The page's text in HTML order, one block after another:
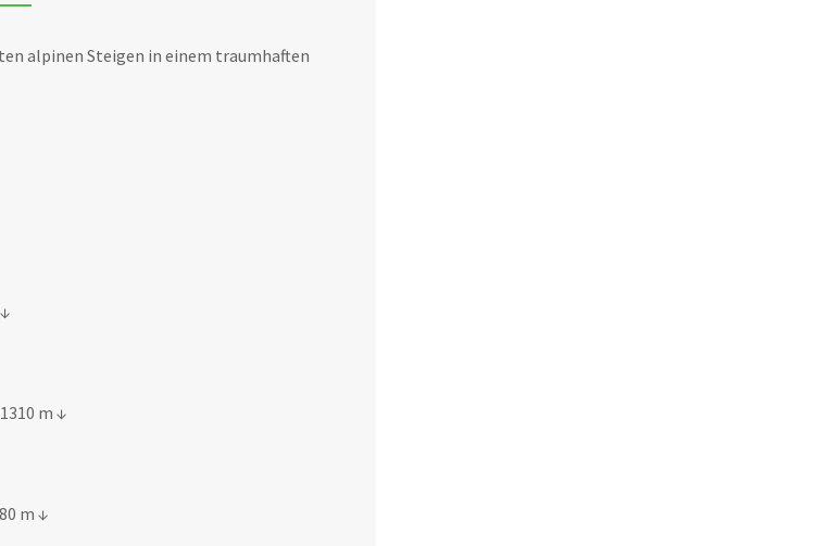
alpinen Steigen in einem traumhaften
m ↓
m ↓